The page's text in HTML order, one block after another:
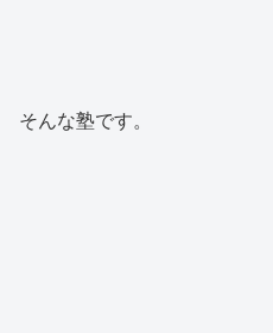
そんな塾です。